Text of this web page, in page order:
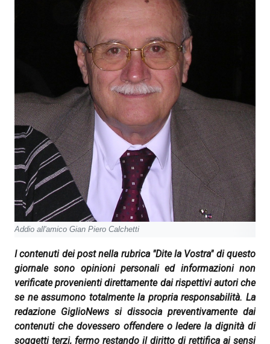
Addio all'amico Gian Piero Calchetti
I contenuti dei post nella rubrica "Dite la Vostra" di questo
giornale sono opinioni personali ed informazioni non
verificate provenienti direttamente dai rispettivi autori che
se ne assumono totalmente la propria responsabilità. La
redazione GiglioNews si dissocia preventivamente dai
contenuti che dovessero offendere o ledere la dignità di
soggetti terzi, fermo restando il diritto di rettifica ai sensi